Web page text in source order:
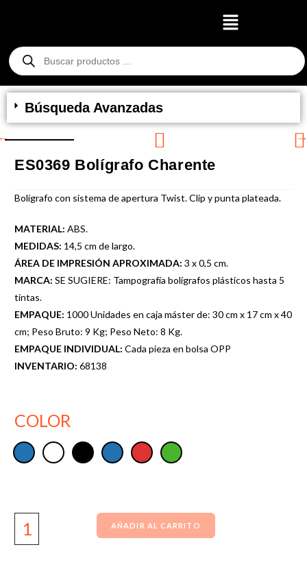
Búsqueda Avanzadas
ES0369 Bolígrafo Charente
Bolígrafo con sistema de apertura Twist. Clip y punta plateada.
MATERIAL: ABS.
MEDIDAS: 14,5 cm de largo.
ÁREA DE IMPRESIÓN APROXIMADA: 3 x 0,5 cm.
MARCA: SE SUGIERE: Tampografía bolígrafos plásticos hasta 5
tintas.
EMPAQUE: 1000 Unidades en caja máster de: 30 cm x 17 cm x 40
cm; Peso Bruto: 9 Kg; Peso Neto: 8 Kg.
EMPAQUE INDIVIDUAL: Cada pieza en bolsa OPP
INVENTARIO: 68138
COLOR
AÑADIR AL CARRITO